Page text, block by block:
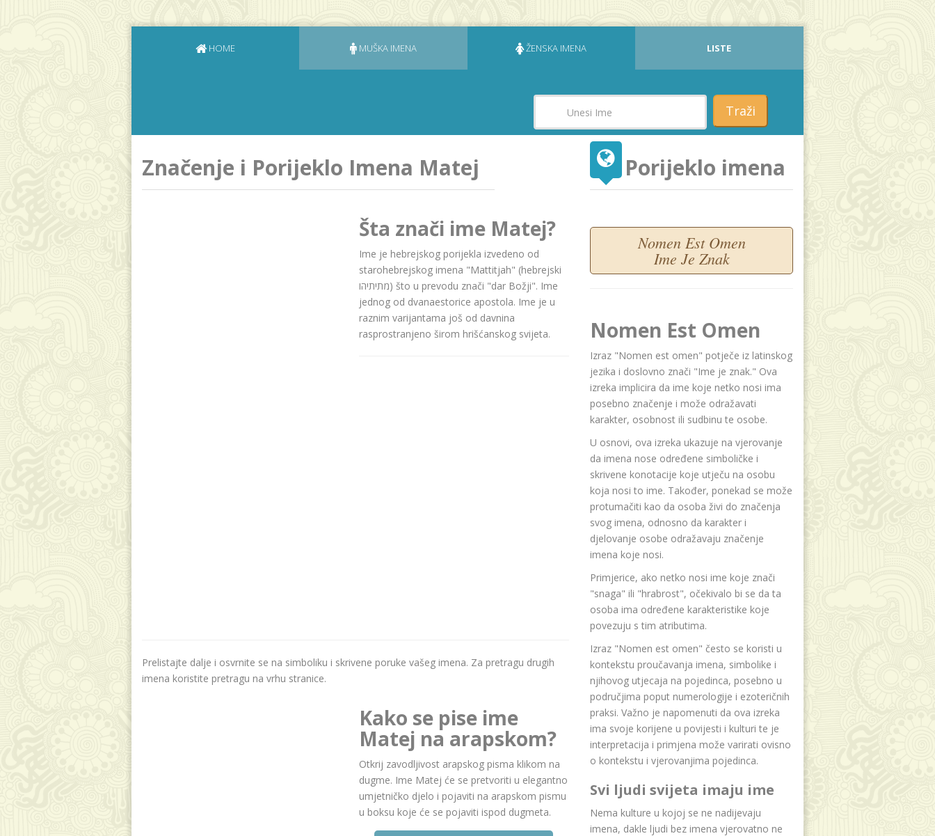
HOME MUŠKA IMENA ŽENSKA IMENA LISTE
Traži
Značenje i Porijeklo Imena Matej
Šta znači ime Matej?
Ime je hebrejskog porijekla izvedeno od
starohebrejskog imena "Mattitjah" (hebrejski
מתיתיהו) što u prevodu znači "dаr Božji". Ime
jednog od dvanaestorice apostola. Ime je u
raznim varijantama još od davnina
rasprostranjeno širom hrišćanskog svijeta.
Prelistajte dalje i osvrnite se na simboliku i skrivene poruke vašeg imena. Za pretragu drugih
imena koristite pretragu na vrhu stranice.
Kako se pise ime
Matej na arapskom?
Otkrij zavodljivost arapskog pisma klikom na
dugme. Ime Matej će se pretvoriti u elegantno
umjetničko djelo i pojaviti na arapskom pismu
u boksu koje će se pojaviti ispod dugmeta.
Porijeklo imena
Nomen Est Omen
Ime Je Znak
Nomen Est Omen
Izraz "Nomen est omen" potječe iz latinskog
jezika i doslovno znači "Ime je znak." Ova
izreka implicira da ime koje netko nosi ima
posebno značenje i može odražavati
karakter, osobnost ili sudbinu te osobe.
U osnovi, ova izreka ukazuje na vjerovanje
da imena nose određene simboličke i
skrivene konotacije koje utječu na osobu
koja nosi to ime. Također, ponekad se može
protumačiti kao da osoba živi do značenja
svog imena, odnosno da karakter i
djelovanje osobe odražavaju značenje
imena koje nosi.
Primjerice, ako netko nosi ime koje znači
"snaga" ili "hrabrost", očekivalo bi se da ta
osoba ima određene karakteristike koje
povezuju s tim atributima.
Izraz "Nomen est omen" često se koristi u
kontekstu proučavanja imena, simbolike i
njihovog utjecaja na pojedinca, posebno u
područjima poput numerologije i ezoteričnih
praksi. Važno je napomenuti da ova izreka
ima svoje korijene u povijesti i kulturi te je
interpretacija i primjena može varirati ovisno
o kontekstu i vjerovanjima pojedinca.
Svi ljudi svijeta imaju ime
Nema kulture u kojoj se ne nadijevaju
imena, dakle ljudi bez imena vjerovatno ne